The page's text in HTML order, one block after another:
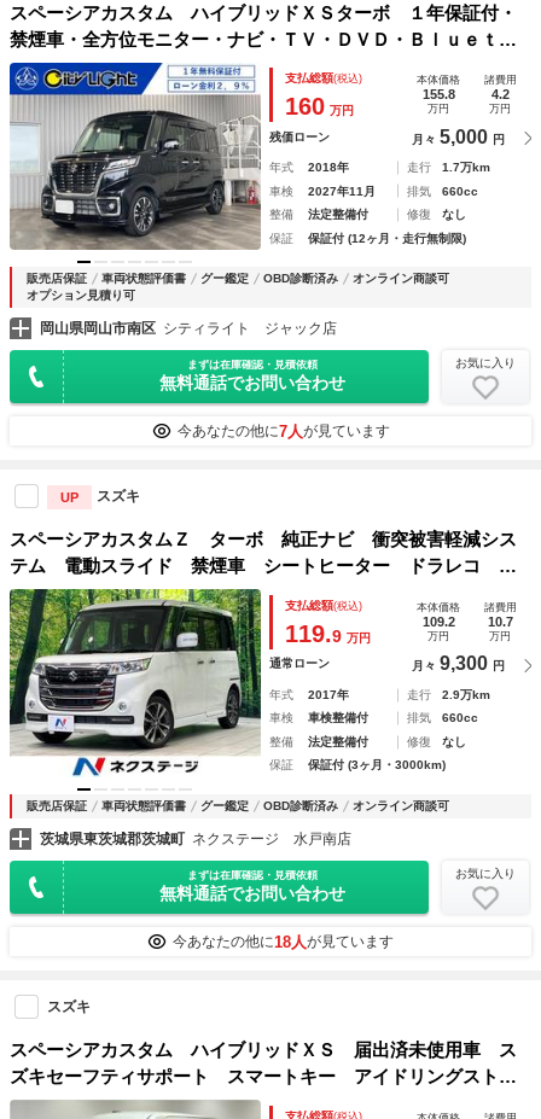
スペーシアカスタム ハイブリッドＸＳターボ １年保証付・
禁煙車・全方位モニター・ナビ・ＴＶ・ＤＶＤ・Ｂｌｕｅｔｏ
ｏｔｈ・スズキセーフティ・クルーズコントロール・ヘッドア
ップディスプレイ・リアセンサー・両側パワースライド・シー
トヒーター・ドラレコ
支払総額(税込)
160 万円
本体価格
155.8
万円
諸費用
4.2
万円
残価ローン 月々 5,000 円
年式 2018年 走行
1.7万km
車検
2027年11月 排気
660cc
整備
法定整備付 修復
なし
保証
保証付 (12ヶ月・走行無制限)
販売店保証 車両状態評価書 グー鑑定 OBD診断済み
オンライン商談可
オプション見積り可
岡山県岡山市南区 シティライト ジャック店
まずは在庫確認・見積依頼
無料通話でお問い合わせ
お気に入り
今あなたの他に7人が見ています
UP スズキ
スペーシアカスタムＺ ターボ 純正ナビ 衝突被害軽減シス
テム 電動スライド 禁煙車 シートヒーター ドラレコ ス
マートキー ＨＩＤヘッド ＥＴＣ クルコン 純正１５イン
チアルミ 車線逸脱警報 オートライト オートエアコン
支払総額(税込)
119.9 万円
本体価格
109.2
万円
諸費用
10.7
万円
通常ローン 月々 9,300 円
年式 2017年 走行
2.9万km
車検
車検整備付 排気
660cc
整備
法定整備付 修復
なし
保証
保証付 (3ヶ月・3000km)
販売店保証 車両状態評価書 グー鑑定 OBD診断済み オンライン商談可
茨城県東茨城郡茨城町 ネクステージ 水戸南店
まずは在庫確認・見積依頼
無料通話でお問い合わせ
お気に入り
今あなたの他に18人が見ています
スズキ
スペーシアカスタム ハイブリッドＸＳ 届出済未使用車 ス
ズキセーフティサポート スマートキー アイドリングストッ
プ オートエアコン 両側電動スライド シートヒーター プ
支払総額(税込)